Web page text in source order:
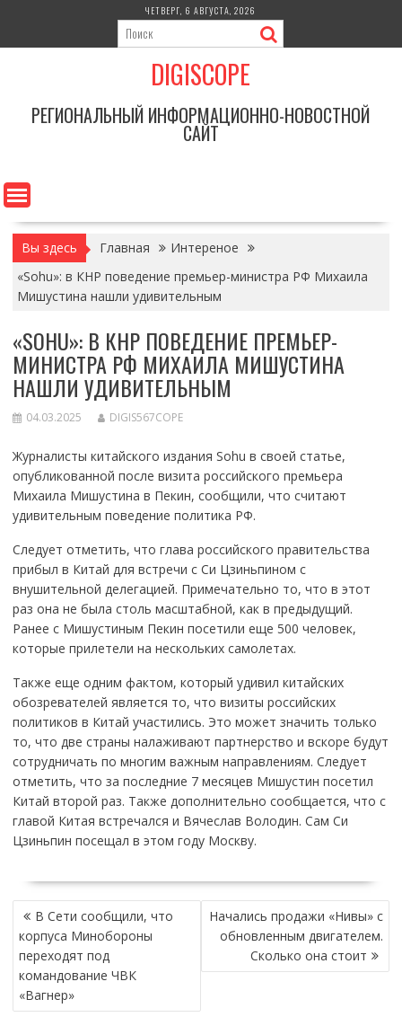
содержимому
ЧЕТВЕРГ, 6 АВГУСТА, 2026
DIGISCOPE
РЕГИОНАЛЬНЫЙ ИНФОРМАЦИОННО-НОВОСТНОЙ
САЙТ
Вы здесь Главная
Интереное
«Sohu»: в КНР поведение премьер-министра РФ Михаила
Мишустина нашли удивительным
«SOHU»: В КНР ПОВЕДЕНИЕ ПРЕМЬЕР-
МИНИСТРА РФ МИХАИЛА МИШУСТИНА
НАШЛИ УДИВИТЕЛЬНЫМ
04.03.2025 DIGIS567COPE
Журналисты китайского издания Sohu в своей статье,
опубликованной после визита российского премьера
Михаила Мишустина в Пекин, сообщили, что считают
удивительным поведение политика РФ.
Следует отметить, что глава российского правительства
прибыл в Китай для встречи с Си Цзиньпином с
внушительной делегацией. Примечательно то, что в этот
раз она не была столь масштабной, как в предыдущий.
Ранее с Мишустиным Пекин посетили еще 500 человек,
которые прилетели на нескольких самолетах.
Также еще одним фактом, который удивил китайских
обозревателей является то, что визиты российских
политиков в Китай участились. Это может значить только
то, что две страны налаживают партнерство и вскоре будут
сотрудничать по многим важным направлениям. Следует
отметить, что за последние 7 месяцев Мишустин посетил
Китай второй раз. Также дополнительно сообщается, что с
главой Китая встречался и Вячеслав Володин. Сам Си
Цзиньпин посещал в этом году Москву.
НАВИГАЦИЯ
ПО
ЗАПИСЯМ
В Сети сообщили, что
корпуса Минобороны
переходят под
командование ЧВК
«Вагнер»
Начались продажи «Нивы» с
обновленным двигателем.
Сколько она стоит